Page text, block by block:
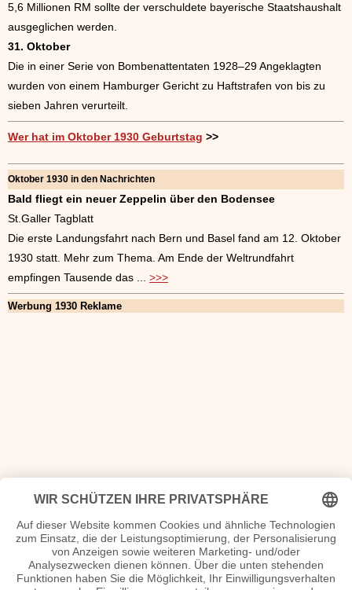
5,6 Millionen RM sollte der verschuldete bayerische Staatshaushalt
ausgeglichen werden.
31. Oktober
Die in einer Serie von Bombenattentaten 1928–29 Angeklagten
wurden von einem Hamburger Gericht zu Haftstrafen von bis zu
sieben Jahren verurteilt.
Wer hat im Oktober 1930 Geburtstag >>
Oktober 1930 in den Nachrichten
Bald fliegt ein neuer Zeppelin über den Bodensee
St.Galler Tagblatt
Die erste Landungsfahrt nach Bern und Basel fand am 12. Oktober
1930 statt. Mehr zum Thema. Am Ende der Weltrundfahrt
empfingen Tausende das ... >>>
Werbung 1930 Reklame